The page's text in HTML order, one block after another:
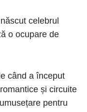
celebrul
o ocupare de
când a început
și circuite
pentru